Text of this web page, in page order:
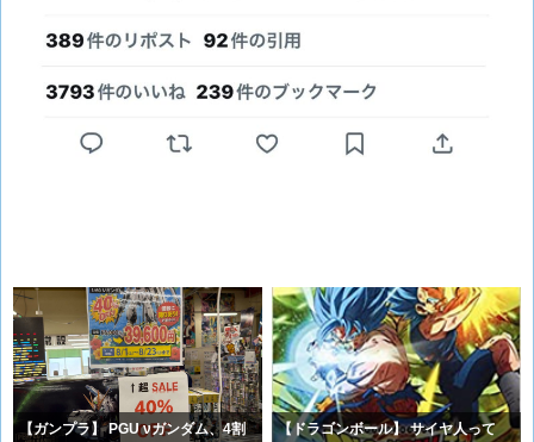
【ガンプラ】 PGU νガンダム、4割
【ドラゴンボール】 サイヤ人って